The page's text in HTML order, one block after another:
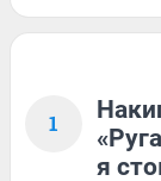
1
я